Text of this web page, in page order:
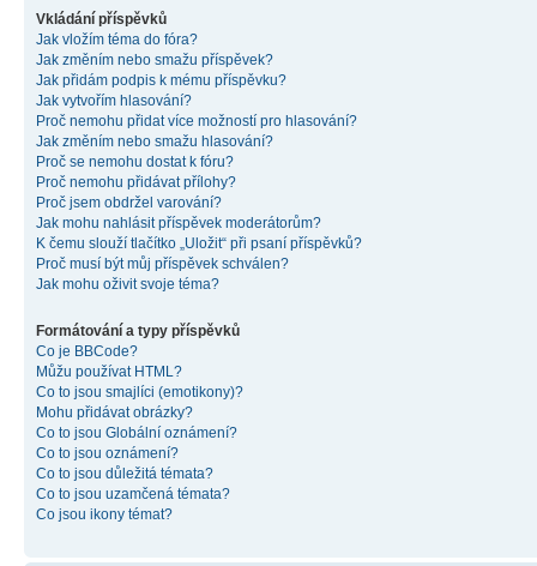
Vkládání příspěvků
Jak vložím téma do fóra?
Jak změním nebo smažu příspěvek?
Jak přidám podpis k mému příspěvku?
Jak vytvořím hlasování?
Proč nemohu přidat více možností pro hlasování?
Jak změním nebo smažu hlasování?
Proč se nemohu dostat k fóru?
Proč nemohu přidávat přílohy?
Proč jsem obdržel varování?
Jak mohu nahlásit příspěvek moderátorům?
K čemu slouží tlačítko „Uložit“ při psaní příspěvků?
Proč musí být můj příspěvek schválen?
Jak mohu oživit svoje téma?
Formátování a typy příspěvků
Co je BBCode?
Můžu používat HTML?
Co to jsou smajlíci (emotikony)?
Mohu přidávat obrázky?
Co to jsou Globální oznámení?
Co to jsou oznámení?
Co to jsou důležitá témata?
Co to jsou uzamčená témata?
Co jsou ikony témat?